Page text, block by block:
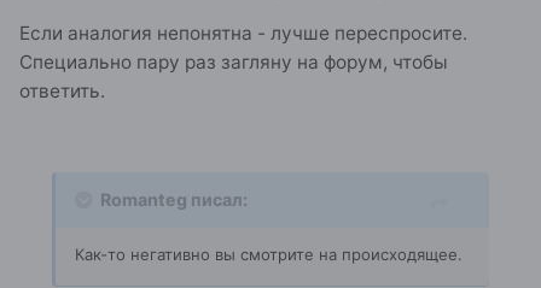
Если аналогия непонятна - лучше переспросите.
Специально пару раз загляну на форум, чтобы
ответить.
Romanteg писал:
Как-то негативно вы смотрите на происходящее.